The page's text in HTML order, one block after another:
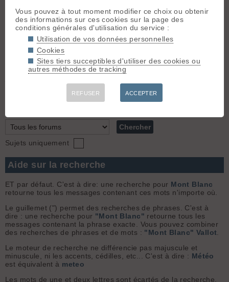
Photos
(henri66130 le 05.05.2012 à 19:16)
merci
Les nouveaux membres se présentent(henri66130 le
30.04.2012 à 16:12)
Bonjour a tous.Voilà je suis Henri et je vis au pied pour ne pas
dire "dans " les Pyrénées. J'ai 50ans et je suis divorcé.Avant
neige).J'ai débuté le ski environ il y 3ans (ski al...
Sujets uniquement
Aide sur la recherche
ET par défaut. C'est à dire: une recherche pour Mont Blanc
retourne tous les messages contenant ces mots n'importe où.
Le guillemet (") permet des recherches de phrases. C'est à
dire : une recherche pour "Mont Blanc" retourne tous les
messages contenant la phrase exacte. Vous pouvez combiner
des recherches de phrases et de mots : "Mont Blanc" Vallot
Le moteur de recherche ne différencie pas majuscule et
minuscule, ni les accents, cédilles, etc... C'est à dire : Météo
est équivalent à meteo
Les mots de une et deux lettres sont écartés de la recherche.
Vous pouvez à tout moment modifier ce choix ou obtenir
des informations sur ces cookies sur la page des
conditions générales d'utilisation du service :
Utilisation de vos données personnelles
Cookies
Sites tiers succeptibles d'utiliser des cookies ou
autres méthodes de tracking
REFUSER ACCEPTER